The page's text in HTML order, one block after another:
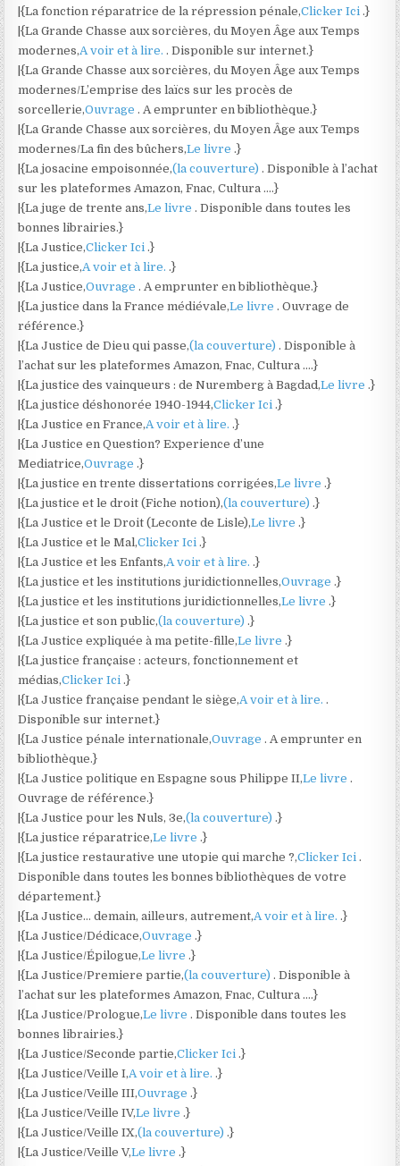
|{La fonction réparatrice de la répression pénale,Clicker Ici .}
|{La Grande Chasse aux sorcières, du Moyen Âge aux Temps
modernes,A voir et à lire. . Disponible sur internet.}
|{La Grande Chasse aux sorcières, du Moyen Âge aux Temps
modernes/L’emprise des laïcs sur les procès de
sorcellerie,Ouvrage . A emprunter en bibliothèque.}
|{La Grande Chasse aux sorcières, du Moyen Âge aux Temps
modernes/La fin des bûchers,Le livre .}
|{La josacine empoisonnée,(la couverture) . Disponible à l’achat
sur les plateformes Amazon, Fnac, Cultura ….}
|{La juge de trente ans,Le livre . Disponible dans toutes les
bonnes librairies.}
|{La Justice,Clicker Ici .}
|{La justice,A voir et à lire. .}
|{La Justice,Ouvrage . A emprunter en bibliothèque.}
|{La justice dans la France médiévale,Le livre . Ouvrage de
référence.}
|{La Justice de Dieu qui passe,(la couverture) . Disponible à
l’achat sur les plateformes Amazon, Fnac, Cultura ….}
|{La justice des vainqueurs : de Nuremberg à Bagdad,Le livre .}
|{La justice déshonorée 1940-1944,Clicker Ici .}
|{La Justice en France,A voir et à lire. .}
|{La Justice en Question? Experience d’une
Mediatrice,Ouvrage .}
|{La justice en trente dissertations corrigées,Le livre .}
|{La justice et le droit (Fiche notion),(la couverture) .}
|{La Justice et le Droit (Leconte de Lisle),Le livre .}
|{La Justice et le Mal,Clicker Ici .}
|{La Justice et les Enfants,A voir et à lire. .}
|{La justice et les institutions juridictionnelles,Ouvrage .}
|{La justice et les institutions juridictionnelles,Le livre .}
|{La justice et son public,(la couverture) .}
|{La Justice expliquée à ma petite-fille,Le livre .}
|{La justice française : acteurs, fonctionnement et
médias,Clicker Ici .}
|{La Justice française pendant le siège,A voir et à lire. .
Disponible sur internet.}
|{La Justice pénale internationale,Ouvrage . A emprunter en
bibliothèque.}
|{La Justice politique en Espagne sous Philippe II,Le livre .
Ouvrage de référence.}
|{La Justice pour les Nuls, 3e,(la couverture) .}
|{La justice réparatrice,Le livre .}
|{La justice restaurative une utopie qui marche ?,Clicker Ici .
Disponible dans toutes les bonnes bibliothèques de votre
département.}
|{La Justice… demain, ailleurs, autrement,A voir et à lire. .}
|{La Justice/Dédicace,Ouvrage .}
|{La Justice/Épilogue,Le livre .}
|{La Justice/Premiere partie,(la couverture) . Disponible à
l’achat sur les plateformes Amazon, Fnac, Cultura ….}
|{La Justice/Prologue,Le livre . Disponible dans toutes les
bonnes librairies.}
|{La Justice/Seconde partie,Clicker Ici .}
|{La Justice/Veille I,A voir et à lire. .}
|{La Justice/Veille III,Ouvrage .}
|{La Justice/Veille IV,Le livre .}
|{La Justice/Veille IX,(la couverture) .}
|{La Justice/Veille V,Le livre .}